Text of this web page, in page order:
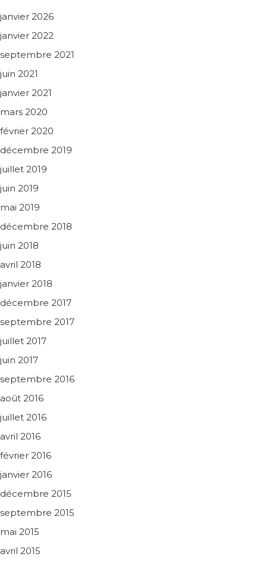
janvier 2026
janvier 2022
septembre 2021
juin 2021
janvier 2021
mars 2020
février 2020
décembre 2019
juillet 2019
juin 2019
mai 2019
décembre 2018
juin 2018
avril 2018
janvier 2018
décembre 2017
septembre 2017
juillet 2017
juin 2017
septembre 2016
août 2016
juillet 2016
avril 2016
février 2016
janvier 2016
décembre 2015
septembre 2015
mai 2015
avril 2015